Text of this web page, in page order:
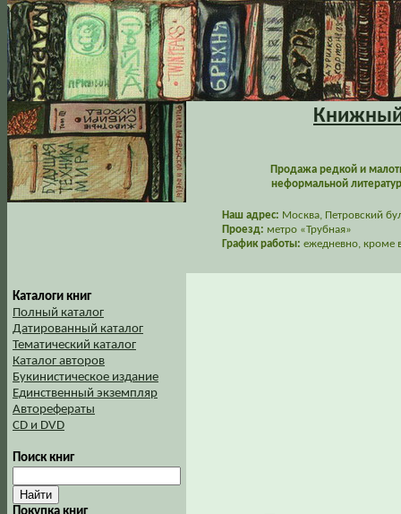
Книжный
Продажа редкой и
неформальной
Наш адрес: Москва, Петровский
Проезд: метро «Трубная»
График работы: ежедневно, кроме
Каталоги книг
Полный каталог
Датированный каталог
Тематический каталог
Каталог авторов
Букинистическое издание
Единственный экземпляр
Авторефераты
CD и DVD
Поиск книг